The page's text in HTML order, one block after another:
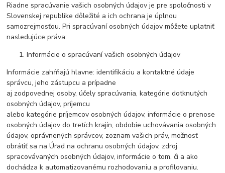
Riadne spracúvanie vašich osobných údajov je pre spoločnosti v
Slovenskej republike dôležité a ich ochrana je úplnou
samozrejmosťou. Pri spracúvaní osobných údajov môžete uplatniť
nasledujúce práva:
Informácie o spracúvaní vašich osobných údajov
Informácie zahŕňajú hlavne: identifikáciu a kontaktné údaje
správcu, jeho zástupcu a prípadne
aj zodpovednej osoby, účely spracúvania, kategórie dotknutých
osobných údajov, príjemcu
alebo kategórie príjemcov osobných údajov, informácie o prenose
osobných údajov do tretích krajín, obdobie uchovávania osobných
údajov, oprávnených správcov, zoznam vašich práv, možnosť
obrátiť sa na Úrad na ochranu osobných údajov, zdroj
spracovávaných osobných údajov, informácie o tom, či a ako
dochádza k automatizovanému rozhodovaniu a profilovaniu.